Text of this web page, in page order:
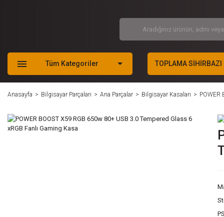
Tüm Kategoriler TOPLAMA SİHİRBAZI
Anasayfa Bilgisayar Parçaları Ana Parçalar Bilgisayar Kasaları POWER